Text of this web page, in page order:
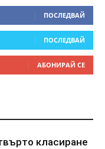
ПОСЛЕДВАЙ
ПОСЛЕДВАЙ
АБОНИРАЙ СЕ
класиране